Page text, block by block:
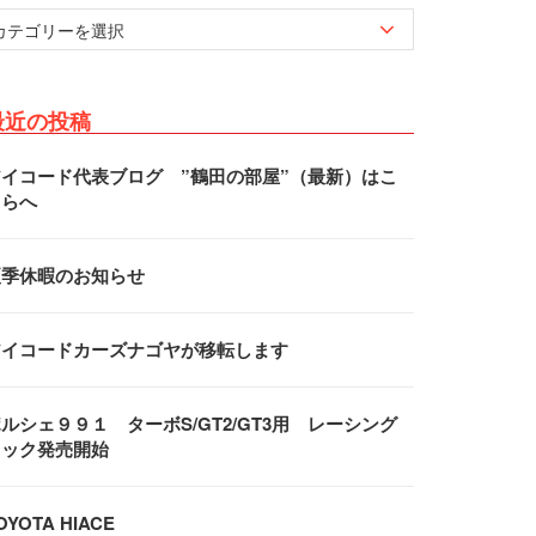
の投稿
コード代表ブログ ”鶴田の部屋”（最新）はこ
へ
休暇のお知らせ
コードカーズナゴヤが移転します
シェ９９１ ターボS/GT2/GT3用 レーシング
ク発売開始
HIACE